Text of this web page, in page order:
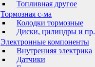
Топливная другое
Тормозная с-ма
Колодки тормозные
Диски, цилиндры и пр.
Электронные компоненты
Внутренняя электрика
Датчики